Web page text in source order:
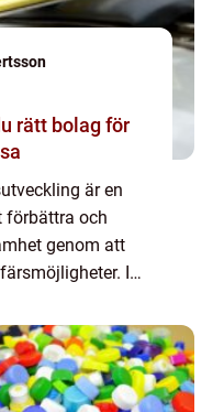
är en
förbättra och
genom att
I
av ...